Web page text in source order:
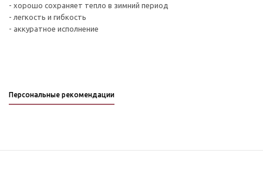
- хорошо сохраняет тепло в зимний период
- легкость и гибкость
- аккуратное исполнение
Персональные рекомендации